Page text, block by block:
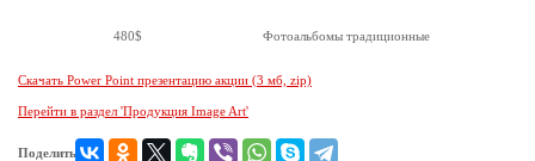
480$ Фотоальбомы традиционные
Скачать Power Point презентацию акции (3 мб, zip)
Перейти в раздел 'Продукция Image Art'
Поделиться: